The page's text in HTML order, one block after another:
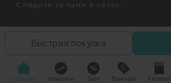
Следите за нами в сетях:
Быстрая покупка
Главная Новинки Sale Бренды Каталог